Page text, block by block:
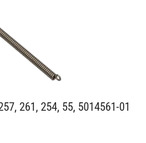
261, 254, 55, 5014561-01